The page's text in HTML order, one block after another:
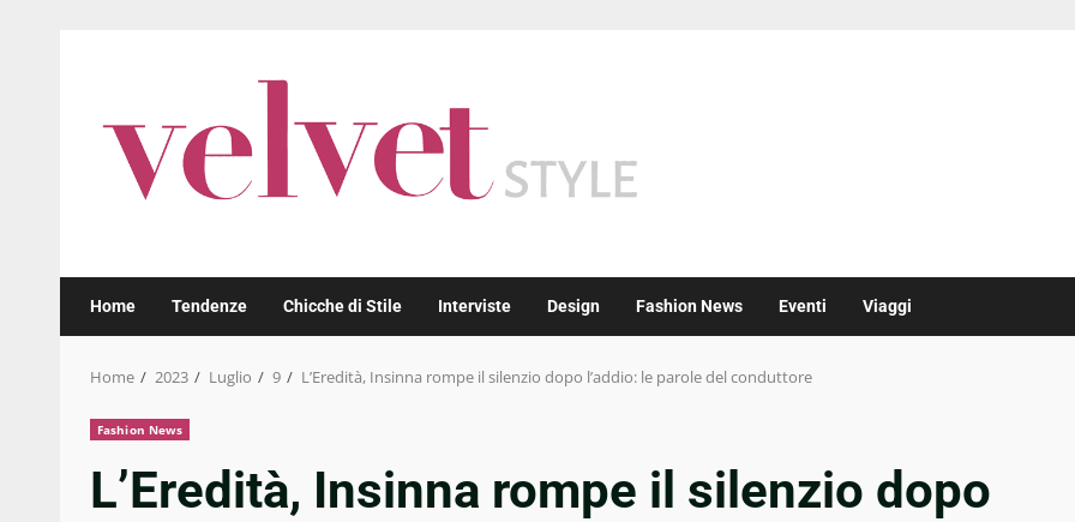
Home Tendenze Chicche di Stile Interviste Design Fashion News Eventi Viaggi
Home 2023 Luglio 9 L’Eredità, Insinna rompe il silenzio dopo l’addio: le parole del conduttore
Fashion News
L’Eredità, Insinna rompe il silenzio dopo